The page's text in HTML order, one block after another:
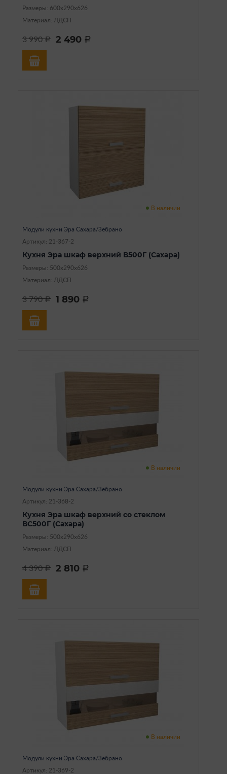
Размеры: 600х290х626
Материал: ЛДСП
3 990a 2 490 a
В наличии
Модули кухни Эра Сахара/Зебрано
Артикул: 21-367-2
Кухня Эра шкаф верхний В500Г (Сахара)
Размеры: 500х290х626
Материал: ЛДСП
3 790a 1 890 a
В наличии
Модули кухни Эра Сахара/Зебрано
Артикул: 21-368-2
Кухня Эра шкаф верхний со стеклом
ВС500Г (Сахара)
Размеры: 500х290х626
Материал: ЛДСП
4 390a 2 810 a
В наличии
Модули кухни Эра Сахара/Зебрано
Артикул: 21-369-2